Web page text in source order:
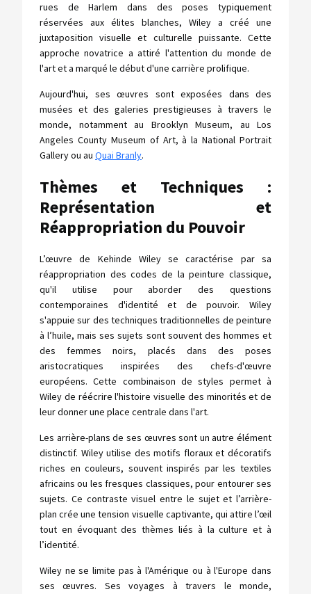
rues de Harlem dans des poses typiquement
réservées aux élites blanches, Wiley a créé une
juxtaposition visuelle et culturelle puissante. Cette
approche novatrice a attiré l'attention du monde de
l'art et a marqué le début d'une carrière prolifique.
Aujourd'hui, ses œuvres sont exposées dans des
musées et des galeries prestigieuses à travers le
monde, notamment au Brooklyn Museum, au Los
Angeles County Museum of Art, à la National Portrait
Gallery ou au Quai Branly.
Thèmes et Techniques :
Représentation et
Réappropriation du Pouvoir
L’œuvre de Kehinde Wiley se caractérise par sa
réappropriation des codes de la peinture classique,
qu'il utilise pour aborder des questions
contemporaines d'identité et de pouvoir. Wiley
s'appuie sur des techniques traditionnelles de peinture
à l’huile, mais ses sujets sont souvent des hommes et
des femmes noirs, placés dans des poses
aristocratiques inspirées des chefs-d'œuvre
européens. Cette combinaison de styles permet à
Wiley de réécrire l'histoire visuelle des minorités et de
leur donner une place centrale dans l'art.
Les arrière-plans de ses œuvres sont un autre élément
distinctif. Wiley utilise des motifs floraux et décoratifs
riches en couleurs, souvent inspirés par les textiles
africains ou les fresques classiques, pour entourer ses
sujets. Ce contraste visuel entre le sujet et l’arrière-
plan crée une tension visuelle captivante, qui attire l’œil
tout en évoquant des thèmes liés à la culture et à
l’identité.
Wiley ne se limite pas à l'Amérique ou à l'Europe dans
ses œuvres. Ses voyages à travers le monde,